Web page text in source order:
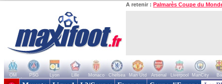
A retenir : Palmarès Coupe du
OM PSG Lyon Lille Monaco Chelsea Man Utd Arsenal Liverpool ManCity
+ de clubs